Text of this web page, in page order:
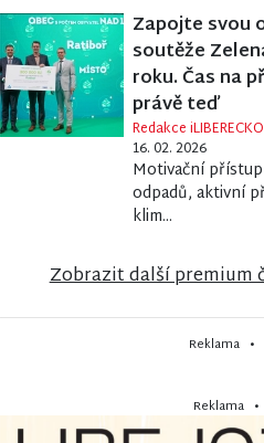
Zapojte svou
soutěže
roku. Čas na
právě teď
Redakce iLIBERECKO
16. 02. 2026
Motivační
odpadů, aktivní
klim...
Zobrazit další premium
Reklama •
Reklama •